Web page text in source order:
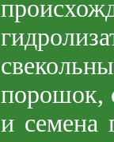
порошок,
и семена